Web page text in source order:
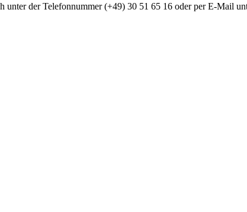
der Telefonnummer (+49) 30 51 65 16 oder per E-Mail